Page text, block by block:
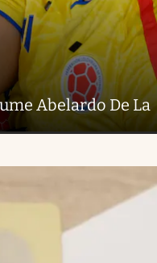
Abelardo De La